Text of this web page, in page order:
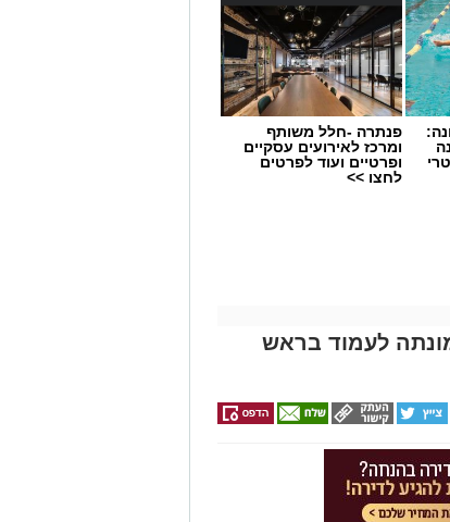
שמחכים לבית מאמץ בכלבייה
או במצוקה יכולים לפנות למוקד
ולאחר מכן יוחזר לפינת ההאכלה
פנתרה -חלל משותף
ומרכז לאירועים עסקיים
ופרטיים ועוד לפרטים
לחצו >>
לעמוד בראש